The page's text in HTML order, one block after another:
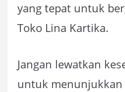
yang tepat untuk
Toko Lina Kartika.
Jangan lewatkan
untuk